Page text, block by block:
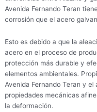
Avenida Fernando Teran
corrosión que el acero
Esto es debido a que la
acero en el proceso de
protección más durable y
elementos ambientales.
Avenida Fernando Teran y
propiedades mecánicas
la deformación.